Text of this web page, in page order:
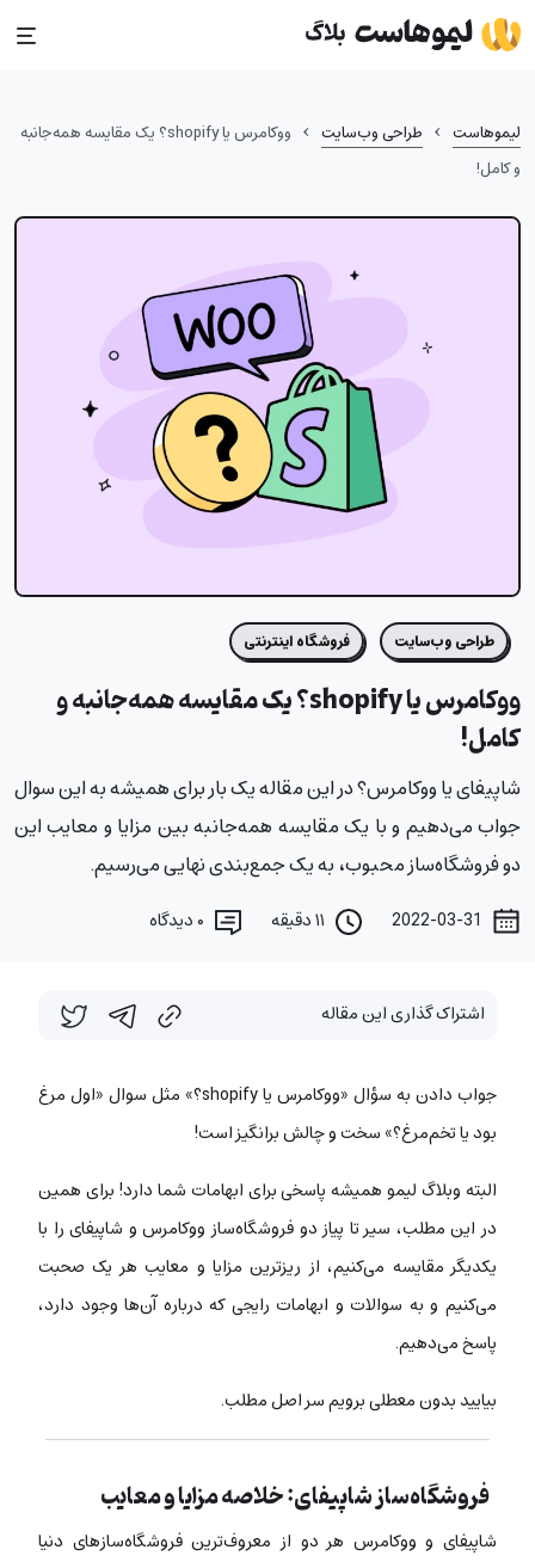
Skip
to
لیموهاست › طراحی وب‌سایت ›
ووکامرس یا shopify؟ یک مقایسه همه‌جانبه
و کامل!
طراحی وب‌سایت فروشگاه اینترنتی
ووکامرس یا shopify؟ یک مقایسه همه‌جانبه و
کامل!
شاپیفای یا ووکامرس؟ در این مقاله یک بار برای همیشه به این سوال
جواب می‌دهیم و با یک مقایسه همه‌جانبه بین مزایا و معایب این
دو فروشگاه‌ساز محبوب، به یک جمع‌بندی نهایی می‌رسیم.
دیدگاه
اشتراک گذاری این مقاله
جواب دادن به سؤال «ووکامرس یا shopify؟» مثل سوال «اول مرغ
بود یا تخم‌مرغ؟» سخت و چالش برانگیز است!
البته وبلاگ لیمو همیشه پاسخی برای ابهامات شما دارد! برای همین
در این مطلب، سیر تا پیاز دو فروشگاه‌ساز ووکامرس و شاپیفای را با
یکدیگر مقایسه می‌کنیم، از ریزترین مزایا و معایب هر یک صحبت
می‌کنیم و به سوالات و ابهامات رایجی که درباره‌ آن‌ها وجود دارد،
پاسخ می‌دهیم.
بیایید بدون معطلی برویم سر اصل مطلب.
فروشگاه‌ساز شاپیفای: خلاصه مزایا و معایب
شاپیفای و ووکامرس هر دو از معروف‌ترین فروشگاه‌‌سازهای دنیا